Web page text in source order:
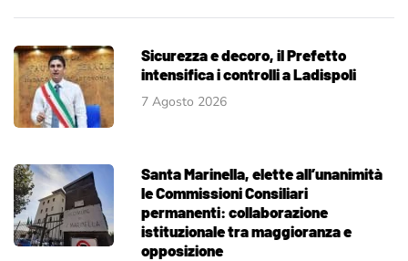
Sicurezza e decoro, il Prefetto
intensifica i controlli a Ladispoli
7 Agosto 2026
Santa Marinella, elette all’unanimità
le Commissioni Consiliari
permanenti: collaborazione
istituzionale tra maggioranza e
opposizione